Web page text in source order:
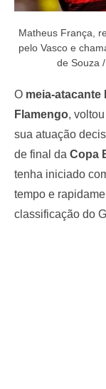
Matheus França,
pelo Vasco e
de Souza
O meia-atacante
Flamengo,
sua atuação
de final da Copa
tenha iniciado
tempo e
classificação do